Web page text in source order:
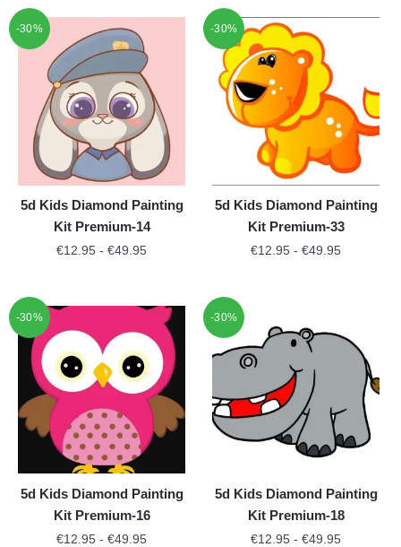
-30%
5d Kids Diamond Painting
Kit Premium-14
€12.95 - €49.95
-30%
5d Kids Diamond Painting
Kit Premium-33
€12.95 - €49.95
-30%
5d Kids Diamond Painting
Kit Premium-16
€12.95 - €49.95
-30%
5d Kids Diamond Painting
Kit Premium-18
€12.95 - €49.95